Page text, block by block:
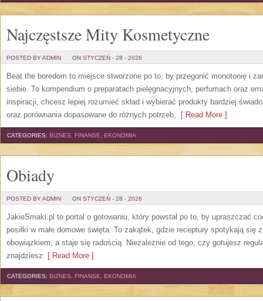
Najczęstsze Mity Kosmetyczne
POSTED BY ADMIN ON STYCZEŃ - 28 - 2026
Beat the boredom to miejsce stworzone po to, by przegonić monotonię i
siebie. To kompendium o preparatach pielęgnacyjnych, perfumach oraz
inspiracji, chcesz lepiej rozumieć skład i wybierać produkty bardziej
oraz porównania dopasowane do różnych potrzeb, [ Read More ]
CATEGORIES: BIZNES, FINANSE, EKONOMIA
Obiady
POSTED BY ADMIN ON STYCZEŃ - 28 - 2026
JakieSmaki.pl to portal o gotowaniu, który powstał po to, by upraszczać
posiłki w małe domowe święta. To zakątek, gdzie receptury spotykają się
obowiązkiem, a staje się radością. Niezależnie od tego, czy gotujesz
znajdziesz [ Read More ]
CATEGORIES: BIZNES, FINANSE, EKONOMIA